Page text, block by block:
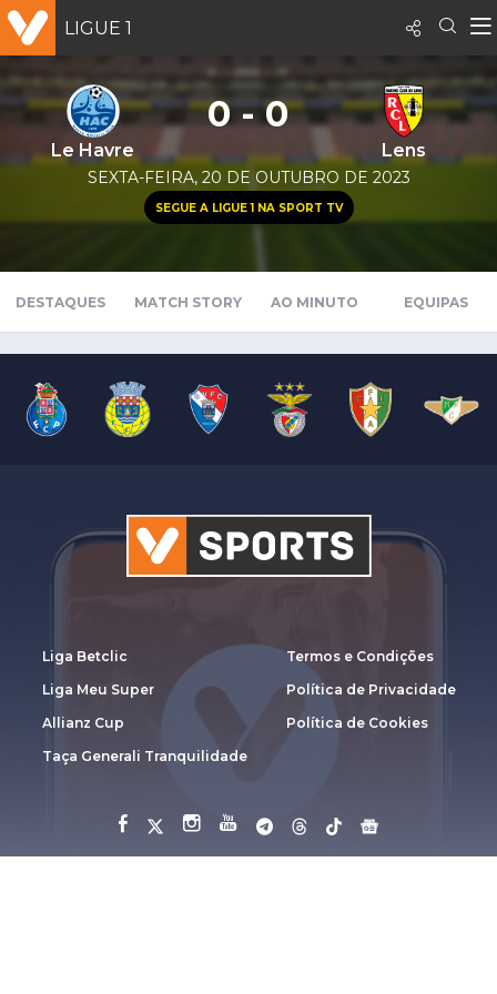
LIGUE 1
Le Havre
0 - 0
Lens
SEXTA-FEIRA, 20 DE OUTUBRO DE 2023
SEGUE A LIGUE 1 NA SPORT TV
DESTAQUES MATCH STORY AO MINUTO EQUIPAS
Liga Betclic
Liga Meu Super
Allianz Cup
Taça Generali Tranquilidade
Termos e Condições
Política de Privacidade
Política de Cookies